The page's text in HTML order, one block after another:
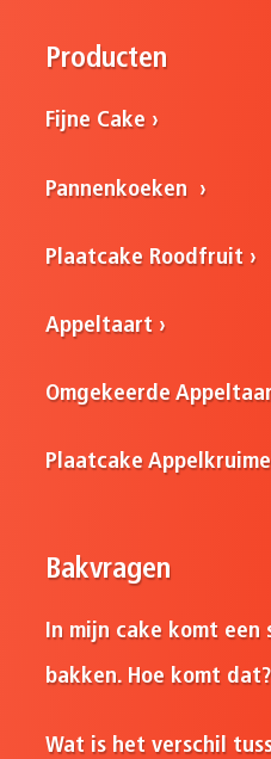
Producten
Fijne Cake
Pannenkoeken
Plaatcake Roodfruit
Appeltaart
Omgekeerde
Plaatcake
Bakvragen
In mijn cake komt
bakken. Hoe komt dat?
Wat is het verschil